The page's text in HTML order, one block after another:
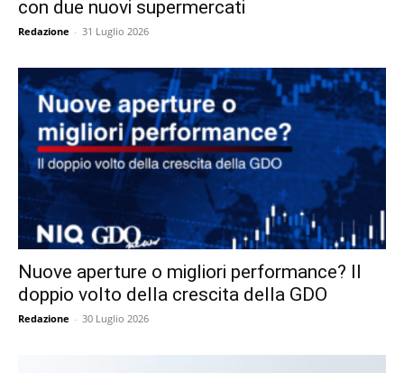
con due nuovi supermercati
Redazione - 31 Luglio 2026
Nuove aperture o migliori performance? Il
doppio volto della crescita della GDO
Redazione - 30 Luglio 2026